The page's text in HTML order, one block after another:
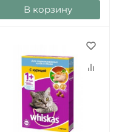
В корзину